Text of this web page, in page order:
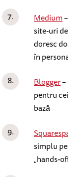
Medium
site-uri
doresc
în
Blogger
pentru
bază
simplu
„hands-